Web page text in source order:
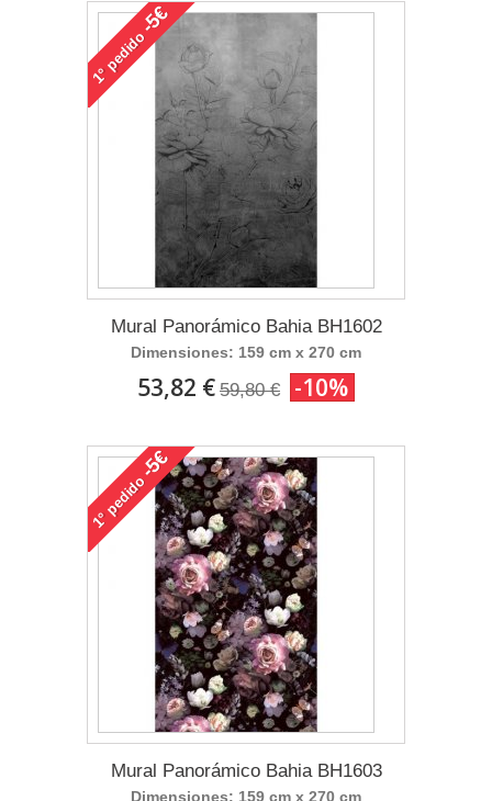
1°
pedido
-5€
Mural Panorámico Bahia BH1602
Dimensiones: 159 cm x 270 cm
53,82 € 59,80 € -10%
1°
pedido
-5€
Mural Panorámico Bahia BH1603
Dimensiones: 159 cm x 270 cm